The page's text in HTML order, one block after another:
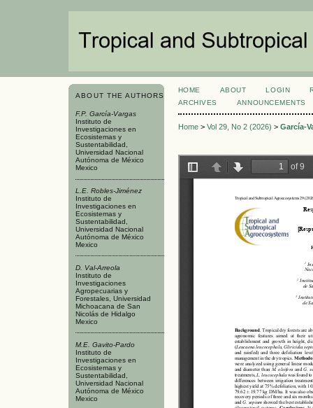
ABOUT THE AUTHORS
F.P. García-Vargas
Instituto de
Investigaciones en
Ecosistemas y
Sustentabilidad,
Universidad Nacional
Autónoma de México
Mexico
L.E. Robles-Jiménez
Instituto de
Investigaciones en
Ecosistemas y
Sustentabilidad,
Universidad Nacional
Autónoma de México
Mexico
D. Val-Arreola
Instituto de
Investigaciones
Agropecuarias y
Forestales, Universidad
Michoacana de San
Nicolás de Hidalgo
Mexico
M.E. Gavito-Pardo
Instituto de
Investigaciones en
Ecosistemas y
Sustentabilidad,
Universidad Nacional
Autónoma de México
Mexico
HOME ABOUT LOGIN
ARCHIVES
ANNOUNCEMENTS
Home> Vol 29, No 2 (2026) > García-